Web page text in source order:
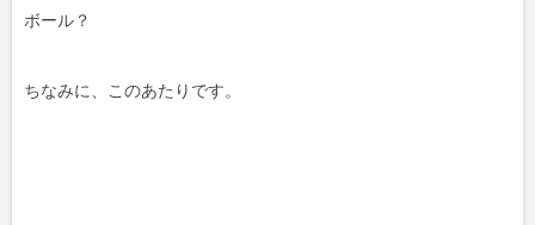
ボール？
ちなみに、このあたりです。